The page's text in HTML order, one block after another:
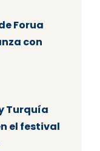
Forua
con
Turquía
el festival